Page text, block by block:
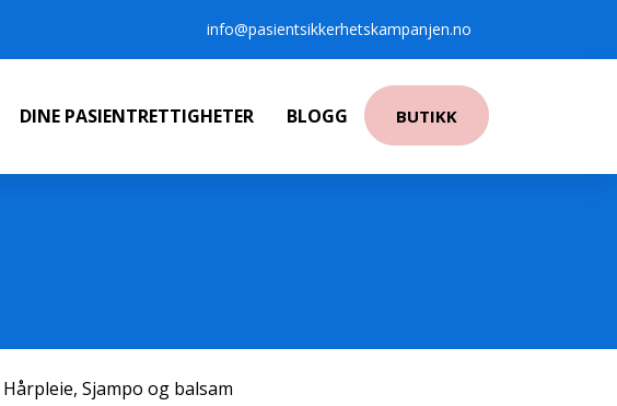
info@pasientsikkerhetskampanjen.no
DINE PASIENTRETTIGHETER BLOGG BUTIKK
Hårpleie, Sjampo og balsam